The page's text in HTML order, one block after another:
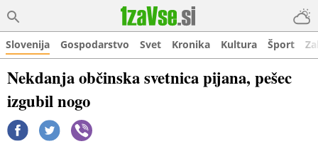
Slovenija Gospodarstvo Svet Kronika Kultura Šport
Nekdanja občinska svetnica pijana, pešec
izgubil nogo